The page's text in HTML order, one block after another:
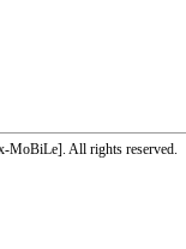
MoBiLe]. All rights reserved.